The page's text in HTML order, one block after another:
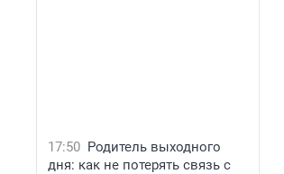
17:50 Родитель выходного
дня: как не потерять связь с